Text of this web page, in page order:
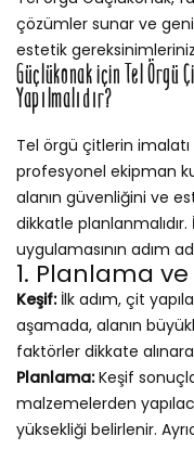
çözümler sunar ve
estetik
Güçlükonak için Tel Örgü
Yapılmalıdır?
Tel örgü çitlerin
profesyonel ekipman
alanın güvenliğini ve
dikkatle
uygulamasının adım
1. Planlama ve
Keşif:İlk adım, çit
aşamada, alanın
faktörler dikkate
Planlama:Keşif
malzemelerden
yüksekliği belirlenir.